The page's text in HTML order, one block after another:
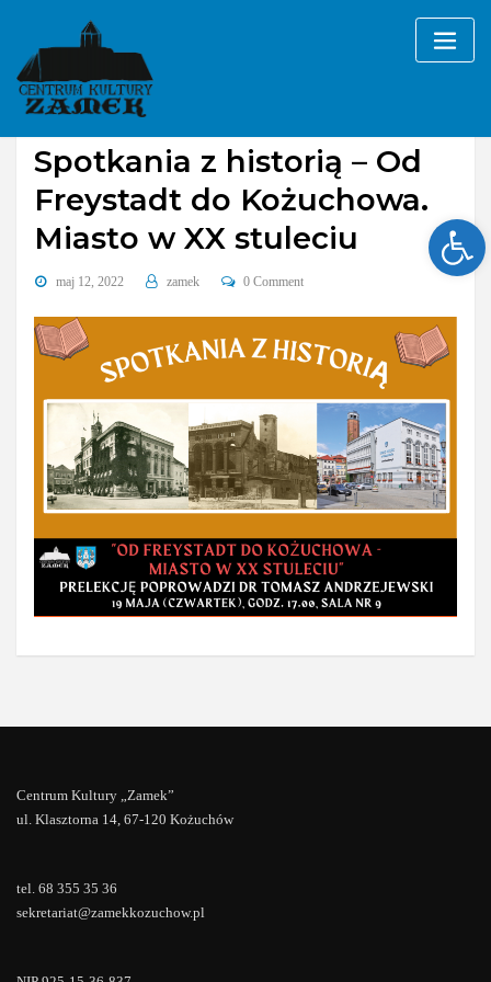
content
Bez kategorii
Spotkania z historią – Od
Freystadt do Kożuchowa.
Miasto w XX stuleciu
maj 12, 2022 zamek 0 Comment
Centrum Kultury „Zamek”
ul. Klasztorna 14, 67-120 Kożuchów
tel. 68 355 35 36
sekretariat@zamekkozuchow.pl